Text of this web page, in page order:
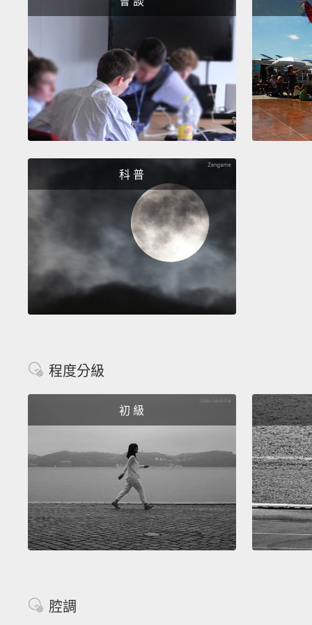
科 普
程度分級
初 級
腔調